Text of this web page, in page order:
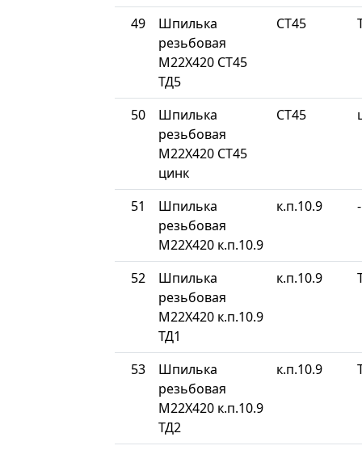
49
Шпилька
резьбовая
М22Х420 СТ45
ТД5
СТ45
50
Шпилька
резьбовая
М22Х420 СТ45
цинк
СТ45
51
Шпилька
резьбовая
М22Х420 к.п.10.9
к.п.10.9 -
52
Шпилька
резьбовая
М22Х420 к.п.10.9
ТД1
к.п.10.9
53
Шпилька
резьбовая
М22Х420 к.п.10.9
ТД2
к.п.10.9